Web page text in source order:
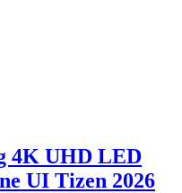
4K UHD LED
UI Tizen 2026